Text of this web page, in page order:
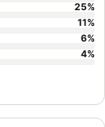
25%
11%
6%
4%